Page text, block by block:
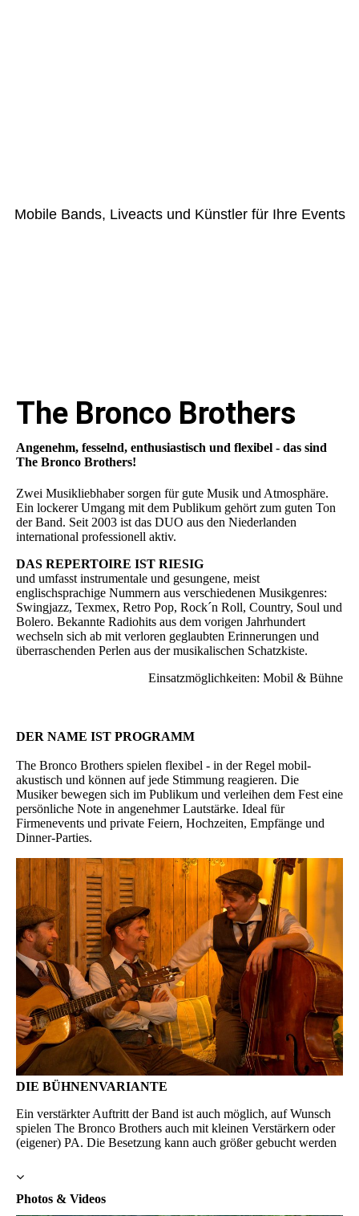
Mobile Bands, Liveacts und Künstler für Ihre Events
The Bronco Brothers
Angenehm, fesselnd, enthusiastisch und flexibel - das sind
The Bronco Brothers!
Zwei Musikliebhaber sorgen für gute Musik und Atmosphäre.
Ein lockerer Umgang mit dem Publikum gehört zum guten Ton
der Band. Seit 2003 ist das DUO aus den Niederlanden
international professionell aktiv.
DAS REPERTOIRE IST RIESIG
und umfasst instrumentale und gesungene, meist
englischsprachige Nummern aus verschiedenen Musikgenres:
Swingjazz, Texmex, Retro Pop, Rock´n Roll, Country, Soul und
Bolero. Bekannte Radiohits aus dem vorigen Jahrhundert
wechseln sich ab mit verloren geglaubten Erinnerungen und
überraschenden Perlen aus der musikalischen Schatzkiste.
Einsatzmöglichkeiten: Mobil & Bühne
DER NAME IST PROGRAMM
The Bronco Brothers spielen flexibel - in der Regel mobil-
akustisch und können auf jede Stimmung reagieren. Die
Musiker bewegen sich im Publikum und verleihen dem Fest eine
persönliche Note in angenehmer Lautstärke. Ideal für
Firmenevents und private Feiern, Hochzeiten, Empfänge und
Dinner-Parties.
DIE BÜHNENVARIANTE
Ein verstärkter Auftritt der Band ist auch möglich, auf Wunsch
spielen The Bronco Brothers auch mit kleinen Verstärkern oder
(eigener) PA. Die Besetzung kann auch größer gebucht werden
Photos & Videos